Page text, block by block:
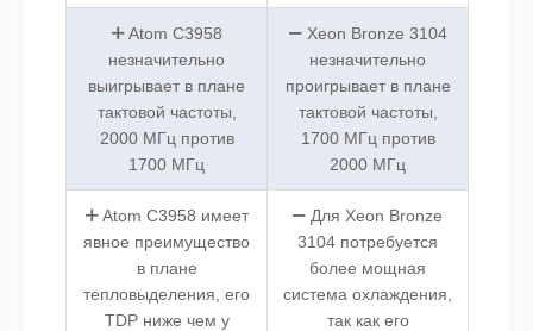
Atom C3958
незначительно
выигрывает в плане
тактовой частоты,
2000 МГц против
1700 МГц
Xeon Bronze 3104
незначительно
проигрывает в плане
тактовой частоты,
1700 МГц против
2000 МГц
Atom C3958 имеет
явное преимущество
в плане
тепловыделения, его
TDP ниже чем у
Для Xeon Bronze
3104 потребуется
более мощная
система охлаждения,
так как его